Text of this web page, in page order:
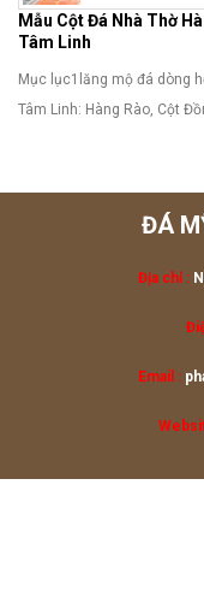
Mẫu Cột Đá Nhà Thờ
Tâm Linh
Mục lục1lăng mộ đá dòng
Tâm Linh: Hàng Rào, Cột
ĐÁ
Địa chỉ :
Email :